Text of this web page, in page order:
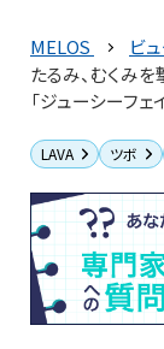
MELOS
ビ
たるみ、むくみ
「ジューシーフェ
LAVA ツボ